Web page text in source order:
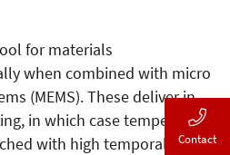
for materials
when combined with micro
(MEMS). These deliver in
in which case temperatures
with high temporal
Contact